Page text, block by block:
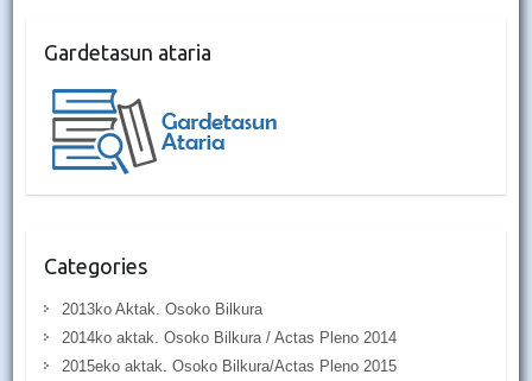
Gardetasun ataria
Categories
2013ko Aktak. Osoko Bilkura
2014ko aktak. Osoko Bilkura / Actas Pleno 2014
2015eko aktak. Osoko Bilkura/Actas Pleno 2015